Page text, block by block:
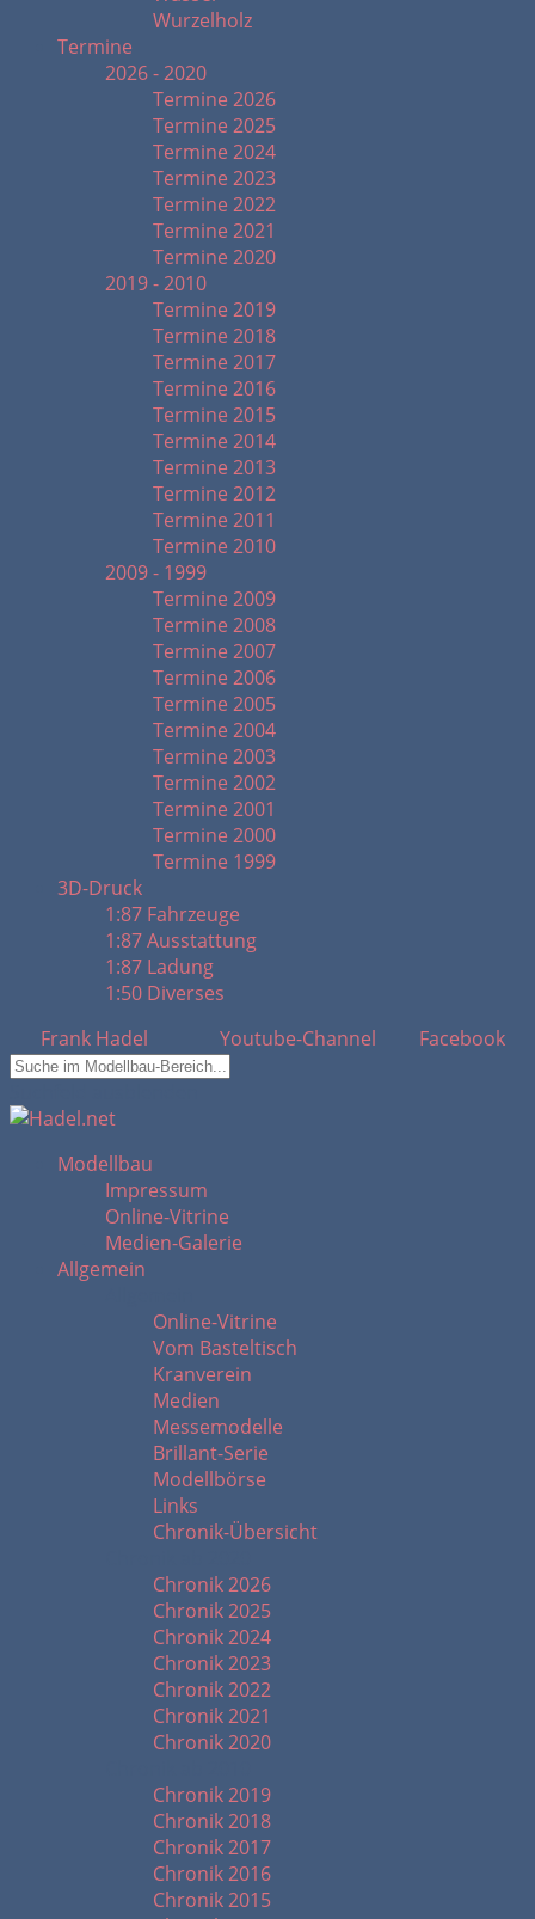
Wurzelholz
Termine
2026 - 2020
Termine 2026
Termine 2025
Termine 2024
Termine 2023
Termine 2022
Termine 2021
Termine 2020
2019 - 2010
Termine 2019
Termine 2018
Termine 2017
Termine 2016
Termine 2015
Termine 2014
Termine 2013
Termine 2012
Termine 2011
Termine 2010
2009 - 1999
Termine 2009
Termine 2008
Termine 2007
Termine 2006
Termine 2005
Termine 2004
Termine 2003
Termine 2002
Termine 2001
Termine 2000
Termine 1999
3D-Druck
1:87 Fahrzeuge
1:87 Ausstattung
1:87 Ladung
1:50 Diverses
Frank Hadel
Youtube-Channel Facebook
Modellbau
Impressum
Online-Vitrine
Medien-Galerie
Allgemein
Online-Vitrine
Vom Basteltisch
Kranverein
Medien
Messemodelle
Brillant-Serie
Modellbörse
Links
Chronik-Übersicht
Chronik 2026
Chronik 2025
Chronik 2024
Chronik 2023
Chronik 2022
Chronik 2021
Chronik 2020
Chronik 2019
Chronik 2018
Chronik 2017
Chronik 2016
Chronik 2015